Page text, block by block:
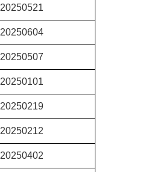
20250521
20250604
20250507
20250101
20250219
20250212
20250402